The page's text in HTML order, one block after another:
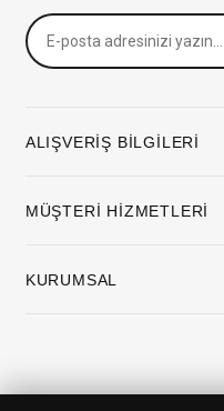
ALIŞVERİŞ BİLGİLERİ
MÜŞTERİ HİZMETLERİ
KURUMSAL